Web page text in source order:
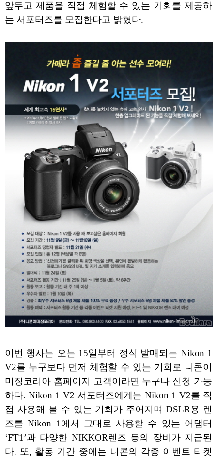
앞두고 제품을 직접 체험할 수 있는 기회를 제공하
는 서포터즈를 모집한다고 밝혔다.
이번 행사는 오는 15일부터 정식 발매되는 Nikon 1
V2를 누구보다 먼저 체험할 수 있는 기회로 니콘이
미징코리아 홈페이지 고객이라면 누구나 신청 가능
하다. Nikon 1 V2 서포터즈에게는 Nikon 1 V2를 직
접 사용해 볼 수 있는 기회가 주어지며 DSLR용 렌
즈를 Nikon 1에서 그대로 사용할 수 있는 어댑터
‘FT1’과 다양한 NIKKOR렌즈 등의 장비가 지급된
다. 또, 활동 기간 중에는 니콘의 각종 이벤트 티켓